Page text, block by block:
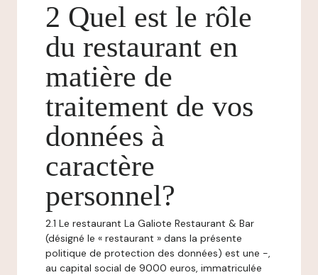
2 Quel est le rôle
du restaurant en
matière de
traitement de vos
données à
caractère
personnel?
2.1 Le restaurant La Galiote Restaurant & Bar
(désigné le « restaurant » dans la présente
politique de protection des données) est une -,
au capital social de 9000 euros, immatriculée